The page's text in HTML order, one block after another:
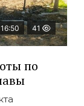
41
по